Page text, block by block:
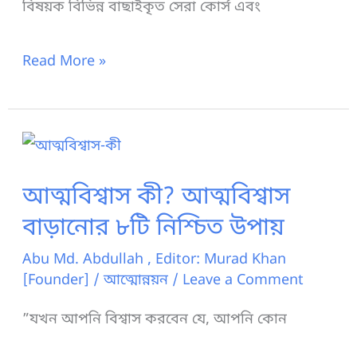
বিষয়ক বিভিন্ন বাছাইকৃত সেরা কোর্স এবং
দক্ষতা
দক্ষতা
সেসব
অর্জনের
‍উপায়
Read More »
আত্মবিশ্বাস কী? আত্মবিশ্বাস
বাড়ানোর ৮টি নিশ্চিত উপায়
Abu Md. Abdullah , Editor: Murad Khan
[Founder] /আত্মোন্নয়ন/ Leave a Comment
”যখন আপনি বিশ্বাস করবেন যে, আপনি কোন